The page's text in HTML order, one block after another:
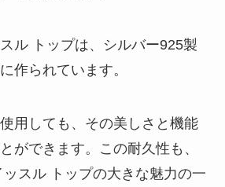
ル トップは、シルバー925製
作られています。
用しても、その美しさと機能
ができます。この耐久性も、
スル トップの大きな魅力の一